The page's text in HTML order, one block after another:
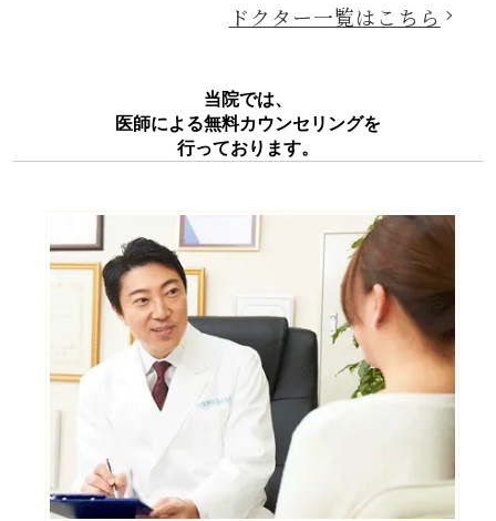
ドクター一覧はこちら
当院では、
医師による無料カウンセリングを
行っております。